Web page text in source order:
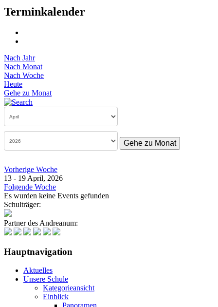
Terminkalender
Nach Jahr
Nach Monat
Nach Woche
Heute
Gehe zu Monat
Gehe zu Monat
Vorherige Woche
13 - 19 April, 2026
Folgende Woche
Es wurden keine Events gefunden
Schulträger:
Partner des Andreanum:
Hauptnavigation
Aktuelles
Unsere Schule
Kategorieansicht
Einblick